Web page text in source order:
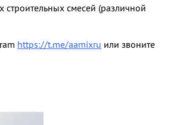
строительных смесей (различной
https://t.me/aamixru или звоните